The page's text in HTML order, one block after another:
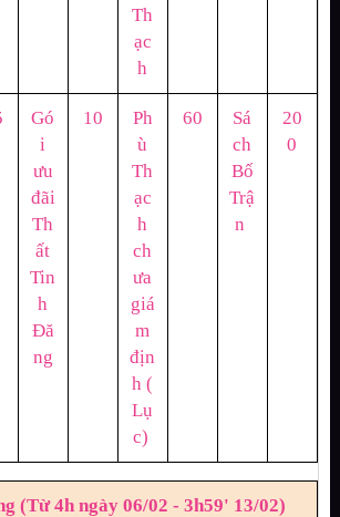
Th
ạc
h
Gó
i
ưu
đãi
Th
ất
Tin
h
Đă
ng
10
Ph
ù
Th
ạc
h
ch
ưa
giá
m
địn
h (
Lụ
c)
60
Sá
ch
Bố
Trậ
n
20
0
(Từ 4h ngày 06/02 - 3h59' 13/02)